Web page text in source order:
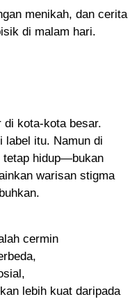
menikah, dan cerita
di malam hari.
di kota-kota besar.
label itu. Namun di
tetap hidup—bukan
warisan stigma
cermin
lebih kuat daripada